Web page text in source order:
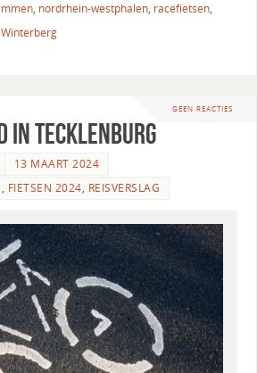
, nordrhein-westphalen, racefietsen,
Winterberg
GEEN REACTIES
in Tecklenburg
13 MAART 2024
, FIETSEN 2024, REISVERSLAG